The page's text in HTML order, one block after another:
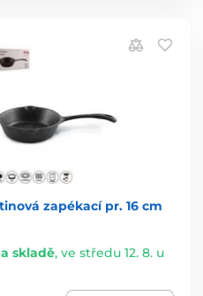
zapékací pr. 16 cm
skladě, ve středu 12. 8. u